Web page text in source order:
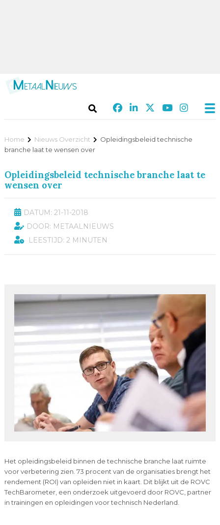
Home Nieuws Overzicht
Opleidingsbeleid technische
branche laat te wensen over
Opleidingsbeleid technische branche laat te
wensen over
DATUM: 21-11-2018
DOOR: METAALNIEUWS
LEESTIJD: 2 MINUTEN
Het opleidingsbeleid binnen de technische branche laat ruimte
voor verbetering zien. 73 procent van de organisaties brengt het
rendement (ROI) van opleiden niet in kaart. Dit blijkt uit de ROVC
TechBarometer, een onderzoek uitgevoerd door ROVC, partner
in trainingen en opleidingen voor technisch Nederland.